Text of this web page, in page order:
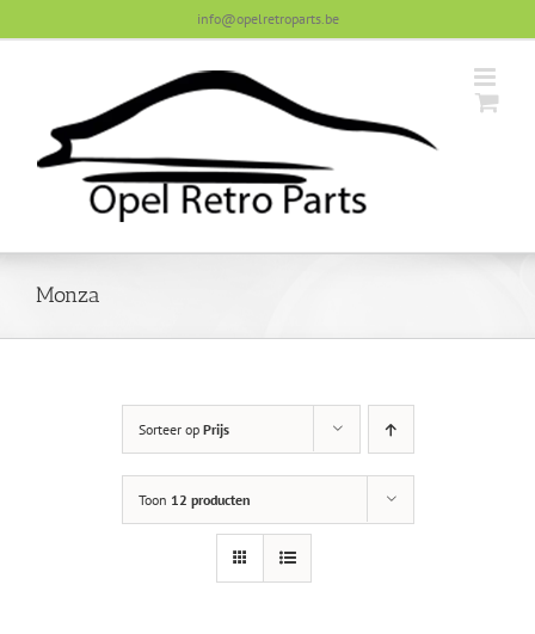
info@opelretroparts.be
Monza
Sorteer op Prijs
Toon 12 producten